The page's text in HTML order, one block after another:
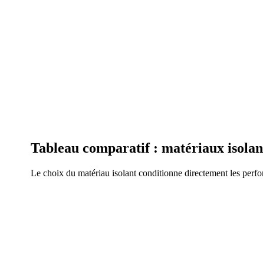
Tableau comparatif : matériaux
Le choix du matériau isolant conditionne directement les